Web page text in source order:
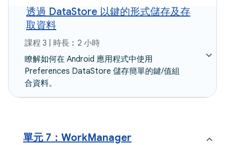
透過 DataStore 以鍵的形式儲存及存
取資料
課程 3 | 時長︰2 小時
瞭解如何在 Android 應用程式中使用
Preferences DataStore 儲存簡單的鍵/值組
合資料。
單元 7：WorkManager